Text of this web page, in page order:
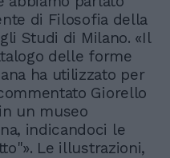
di Filosofia della
Studi di Milano. «Il
delle forme
ha utilizzato per
Giorello
un museo
indicandoci le
Le illustrazioni,